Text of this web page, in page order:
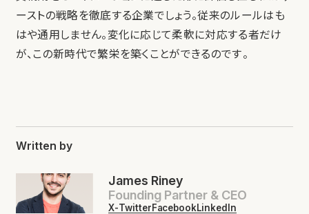
ーストの戦略を徹底する企業でしょう。従来のルールはも
はや通用しません。変化に応じて柔軟に対応する者だけ
が、この新時代で繁栄を築くことができるのです。
Written by
James Riney
Founding Partner & CEO
X-TwitterFacebookLinkedIn